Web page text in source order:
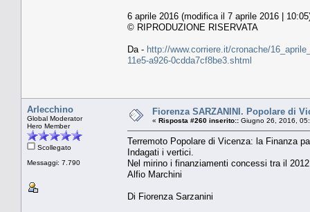
6 aprile 2016 (modifica il 7 aprile 2016 |
© RIPRODUZIONE RISERVATA
Da - http://www.corriere.it/cronache/
11e5-a926-0cdda7cf8be3.shtml
Arlecchino
Global Moderator
Hero Member
Scollegato
Messaggi: 7.790
Fiorenza SARZANINI. Popolare di
« Risposta #260 inserito:: Giugno 26, 2016,
Terremoto Popolare di Vicenza: la Finanza
Indagati i vertici.
Nel mirino i finanziamenti concessi tra il
Alfio Marchini
Di Fiorenza Sarzanini